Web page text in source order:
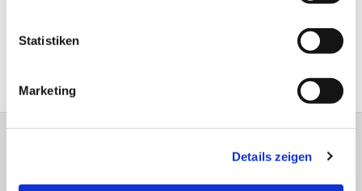
Statistiken
Marketing
Details zeigen